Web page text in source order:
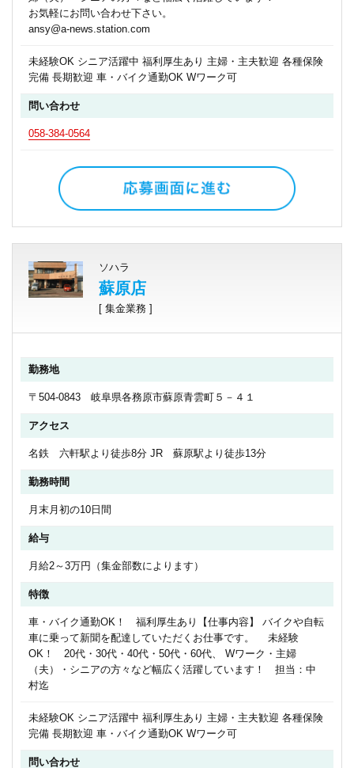
お気軽にお問い合わせ下さい。
ansy@a-news.station.com
未経験OK シニア活躍中 福利厚生あり 主婦・主夫歓迎 各種保険
完備 長期歓迎 車・バイク通勤OK Wワーク可
問い合わせ
058-384-0564
ソハラ
蘇原店
[ 集金業務 ]
勤務地
〒504-0843 岐阜県各務原市蘇原青雲町５－４１
アクセス
名鉄 六軒駅より徒歩8分 JR 蘇原駅より徒歩13分
勤務時間
月末月初の10日間
給与
月給2～3万円（集金部数によります）
特徴
車・バイク通勤OK！ 福利厚生あり【仕事内容】 バイクや自転
車に乗って新聞を配達していただくお仕事です。 未経験
OK！ 20代・30代・40代・50代・60代、 Wワーク・主婦
（夫）・シニアの方々など幅広く活躍しています！ 担当：中
村迄
未経験OK シニア活躍中 福利厚生あり 主婦・主夫歓迎 各種保険
完備 長期歓迎 車・バイク通勤OK Wワーク可
問い合わせ